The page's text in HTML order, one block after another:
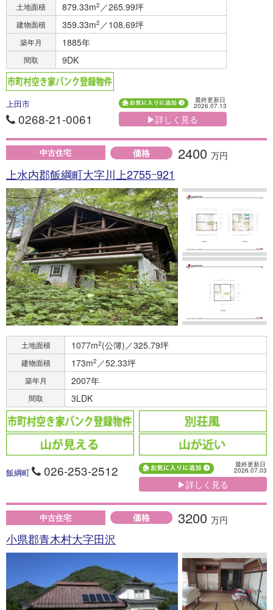
土地面積 879.33m2 ／265.99坪
建物面積 359.33m2 ／108.69坪
築年月 1885年
間取 9DK
上田市
0268-21-0061
最終更新日
2026.07.13
▶詳しく見る
中古住宅 価格 2400 万円
上水内郡飯綱町大字川上2755ｰ921
土地面積 1077m2(公簿)／325.79坪
建物面積 173m2 ／52.33坪
築年月 2007年
間取 3LDK
飯綱町 026-253-2512 最終更新日
2026.07.03
▶詳しく見る
中古住宅 価格 3200 万円
小県郡青木村大字田沢